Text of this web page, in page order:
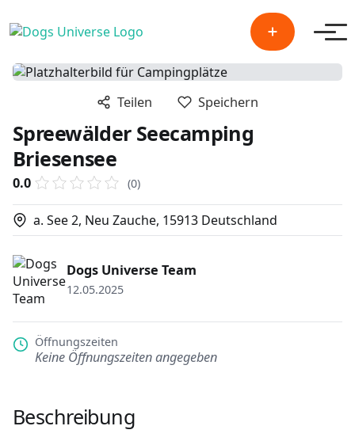
Teilen Speichern
Spreewälder Seecamping
Briesensee
0.0 (0)
a. See 2, Neu Zauche, 15913 Deutschland
Dogs Universe Team
12.05.2025
Öffnungszeiten
Keine Öffnungszeiten angegeben
Beschreibung